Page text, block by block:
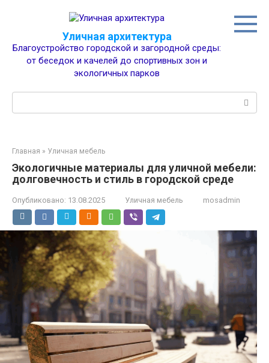
Уличная архитектура
Благоустройство городской и загородной среды:
от беседок и качелей до спортивных зон и
экологичных парков
Главная » Уличная мебель
Экологичные материалы для уличной мебели:
долговечность и стиль в городской среде
Опубликовано: 13.08.2025 Уличная мебель mosadmin